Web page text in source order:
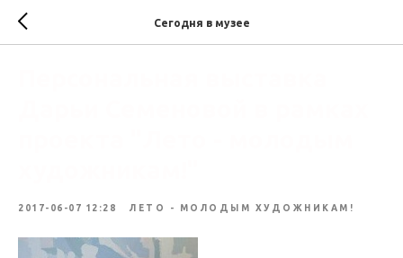
Сегодня в музее
2017-06-07 12:28 ЛЕТО - МОЛОДЫМ ХУДОЖНИКАМ!